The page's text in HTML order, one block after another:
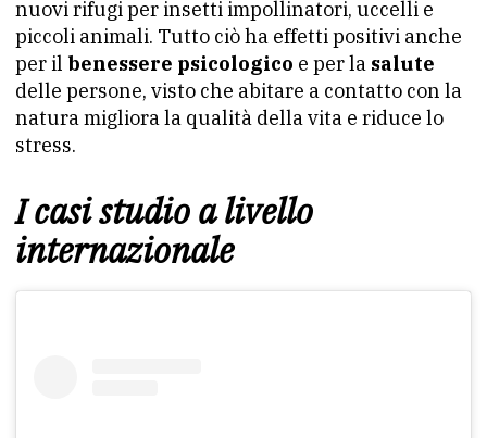
nuovi rifugi per insetti impollinatori, uccelli e
piccoli animali. Tutto ciò ha effetti positivi anche
per il benessere psicologico e per la salute
delle persone, visto che abitare a contatto con la
natura migliora la qualità della vita e riduce lo
stress.
I casi studio a livello
internazionale